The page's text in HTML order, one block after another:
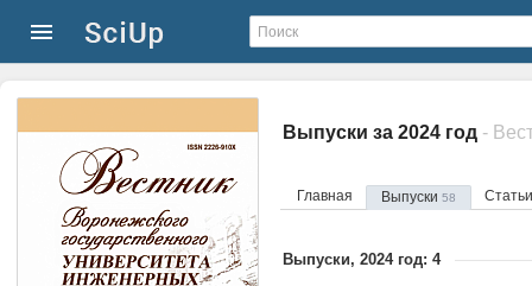
Выпуски за 2024 год
Главная Выпуски 58
Выпуски, 2024 год: 4